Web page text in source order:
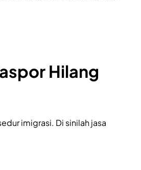
Hilang
imigrasi. Di sinilah jasa